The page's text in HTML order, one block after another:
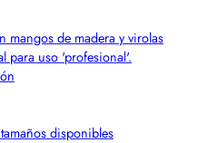
disponibles